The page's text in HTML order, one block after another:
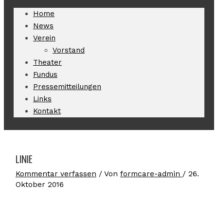
Home
News
Verein
Vorstand
Theater
Fundus
Pressemitteilungen
Links
Kontakt
LINIE
Kommentar verfassen / Von formcare-admin / 26.
Oktober 2016